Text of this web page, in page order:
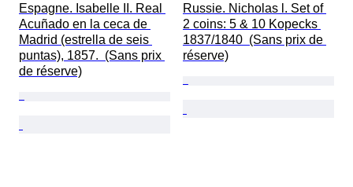
Espagne. Isabelle II. Real
Acuñado en la ceca de
Madrid (estrella de seis
puntas), 1857.  (Sans prix
de réserve)
Russie. Nicholas l. Set of
2 coins: 5 & 10 Kopecks
1837/1840  (Sans prix de
réserve)